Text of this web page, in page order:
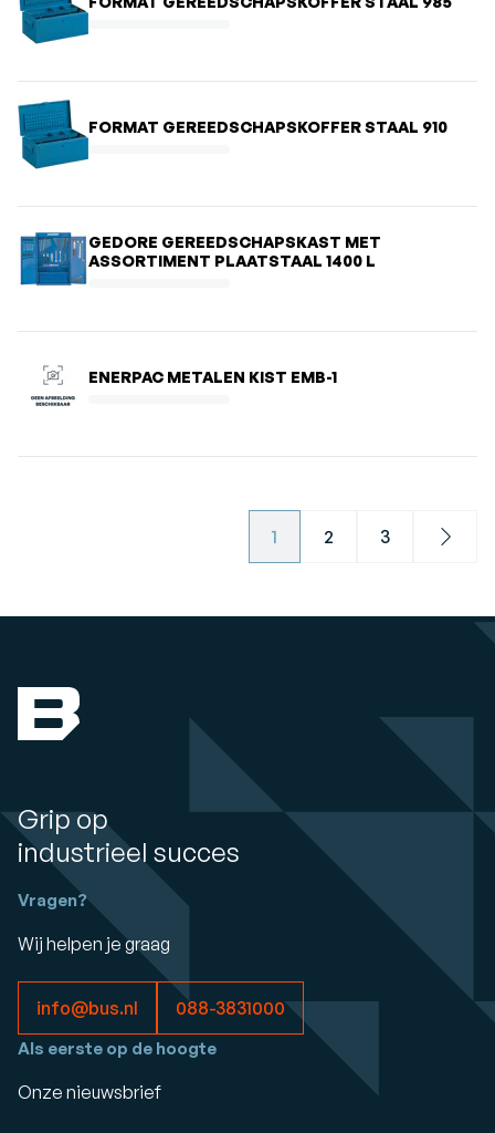
FORMAT GEREEDSCHAPSKOFFER STAAL 910
GEDORE GEREEDSCHAPSKAST MET
ASSORTIMENT PLAATSTAAL 1400 L
ENERPAC METALEN KIST EMB-1
1 2 3 Next
Grip op
industrieel succes
Vragen?
Wij helpen je graag
info@bus.nl 088-3831000
Als eerste op de hoogte
Onze nieuwsbrief